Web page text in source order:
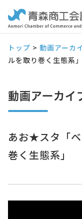
トップ > 動画アーカ
ルを取り巻く生態系」
動画アーカイ
あお★スタ「
巻く生態系」